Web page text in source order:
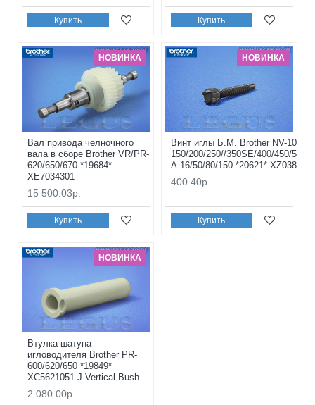
Купить Купить
НОВИНКА
Вал привода челночного
вала в сборе Brother VR/PR-
620/650/670 *19684*
XE7034301
15 500.03р.
Купить
НОВИНКА
Винт иглы Б.М. Brother NV-10/
150/200/250//350SE/400/450/500/
A-16/50/80/150 *20621*
400.40р.
Купить
НОВИНКА
Втулка шатуна
игловодителя Brother PR-
600/620/650 *19849*
XC5621051 J Vertical Bush
2 080.00р.